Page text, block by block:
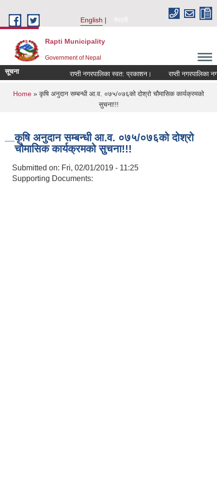
English
नेपाली
Rapti Municipality
Government of Nepal
सूचना राप्ती नगरपालिका स्वत: प्रकाशन। राप्ती नगरपालिका
You are here
Home » कृषि अनुदान सम्बन्धी आ.व. ०७५/०७६को दोश्रो चौमासिक कार्यक्रमको
सुचना!!!
कृषि अनुदान सम्बन्धी आ.व. ०७५/०७६को दोश्रो
चौमासिक कार्यक्रमको सुचना!!!
Submitted on: Fri, 02/01/2019 - 11:25
Supporting Documents: